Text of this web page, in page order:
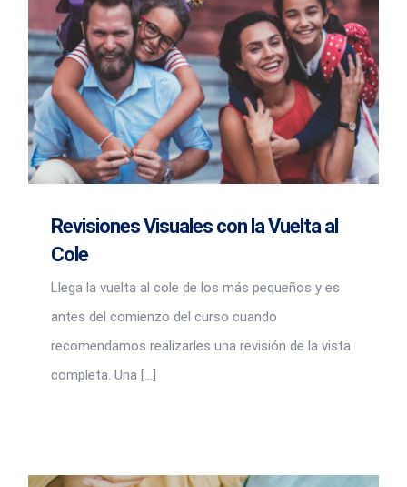
Revisiones Visuales con la Vuelta al
Cole
Llega la vuelta al cole de los más pequeños y es
antes del comienzo del curso cuando
recomendamos realizarles una revisión de la vista
completa. Una [...]